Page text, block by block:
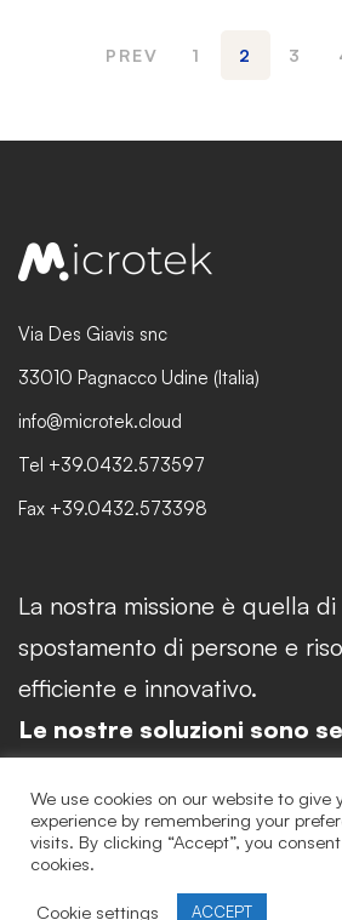
PREV 1 2 3
Via Des Giavis snc
33010 Pagnacco Udine (Italia)
info@microtek.cloud
Tel +39.0432.573597
Fax +39.0432.573398
La nostra missione è quella
spostamento di persone e
efficiente e innovativo.
Le nostre soluzioni sono
© 2026 Microtek. All Rights Reserved |
Imp. Udine 01759230301 | Privacy Policy
We use cookies on our website to give
experience by remembering your
visits. By clicking “Accept”, you
cookies.
Cookie settings ACCEPT